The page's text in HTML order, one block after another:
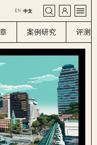
EN |中文
案例研究 评测
CLOSE